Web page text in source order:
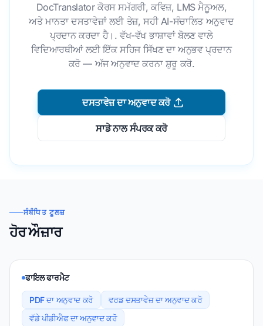
DocTranslator ਕੋਰਸ ਸਮੱਗਰੀ, ਕਵਿਜ਼, LMS ਮੈਨੂਅਲ,
ਅਤੇ ਮਾਨਤਾ ਦਸਤਾਵੇਜ਼ਾਂ ਲਈ ਤੇਜ਼, ਸਹੀ AI-ਸੰਚਾਲਿਤ ਅਨੁਵਾਦ
ਪ੍ਰਦਾਨ ਕਰਦਾ ਹੈ।. ਵੱਖ-ਵੱਖ ਭਾਸ਼ਾਵਾਂ ਬੋਲਣ ਵਾਲੇ
ਵਿਦਿਆਰਥੀਆਂ ਲਈ ਇੱਕ ਸਹਿਜ ਸਿੱਖਣ ਦਾ ਅਨੁਭਵ ਪ੍ਰਦਾਨ
ਕਰੋ — ਅੱਜ ਅਨੁਵਾਦ ਕਰਨਾ ਸ਼ੁਰੂ ਕਰੋ.
ਦਸਤਾਵੇਜ਼ ਦਾ ਅਨੁਵਾਦ ਕਰੋ
ਸਾਡੇ ਨਾਲ ਸੰਪਰਕ ਕਰੋ
ਸੰਬੰਧਿਤ ਟੂਲਜ਼
ਹੋਰ ਔਜ਼ਾਰ
ਫਾਇਲ ਫਾਰਮੈਟ
PDF ਦਾ ਅਨੁਵਾਦ ਕਰੋ
ਵਰਡ ਦਸਤਾਵੇਜ਼ ਦਾ ਅਨੁਵਾਦ ਕਰੋ
ਵੱਡੇ ਪੀਡੀਐਫ ਦਾ ਅਨੁਵਾਦ ਕਰੋ